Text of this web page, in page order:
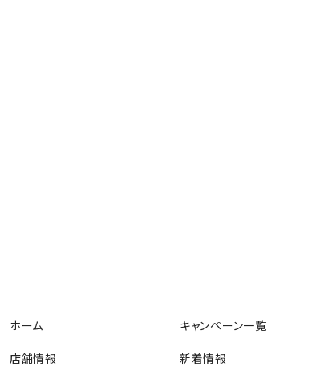
ホーム
店舗情報
キャンペーン一覧
新着情報